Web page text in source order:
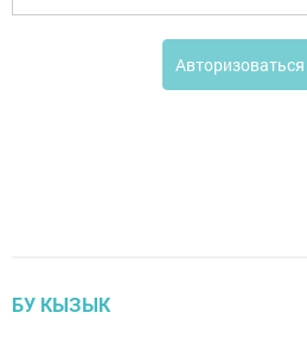
Авторизоваться
БУ КЫЗЫК